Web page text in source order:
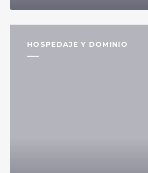
HOSPEDAJE Y DOMINIO